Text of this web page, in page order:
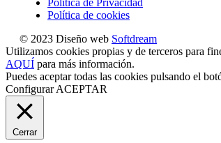
Política de cookies
© 2023 Diseño web Softdream
Utilizamos cookies propias y de terceros para
AQUÍ para más información.
Puedes aceptar todas las cookies pulsando el
Configurar ACEPTAR
Cerrar